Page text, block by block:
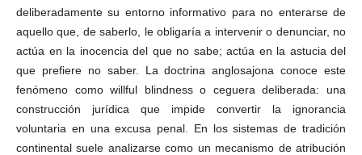
deliberadamente su entorno informativo para no enterarse de
aquello que, de saberlo, le obligaría a intervenir o denunciar, no
actúa en la inocencia del que no sabe; actúa en la astucia del
que prefiere no saber. La doctrina anglosajona conoce este
fenómeno como willful blindness o ceguera deliberada: una
construcción jurídica que impide convertir la ignorancia
voluntaria en una excusa penal. En los sistemas de tradición
continental suele analizarse como un mecanismo de atribución